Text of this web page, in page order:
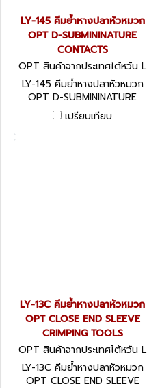
LY-145 คีมย้ำหางปลาหัวหมวก
OPT D-SUBMININATURE
CONTACTS
OPT สินค้าจากประเทศไต้หวัน L
Y-145
LY-145 คีมย้ำหางปลาหัวหมวก
OPT D-SUBMININATURE
CONTACTS
เปรียบเทียบ
LY-13C คีมย้ำหางปลาหัวหมวก
OPT CLOSE END SLEEVE
CRIMPING TOOLS
OPT สินค้าจากประเทศไต้หวัน L
Y-13C
LY-13C คีมย้ำหางปลาหัวหมวก
OPT CLOSE END SLEEVE